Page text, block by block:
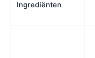
Ingrediënten